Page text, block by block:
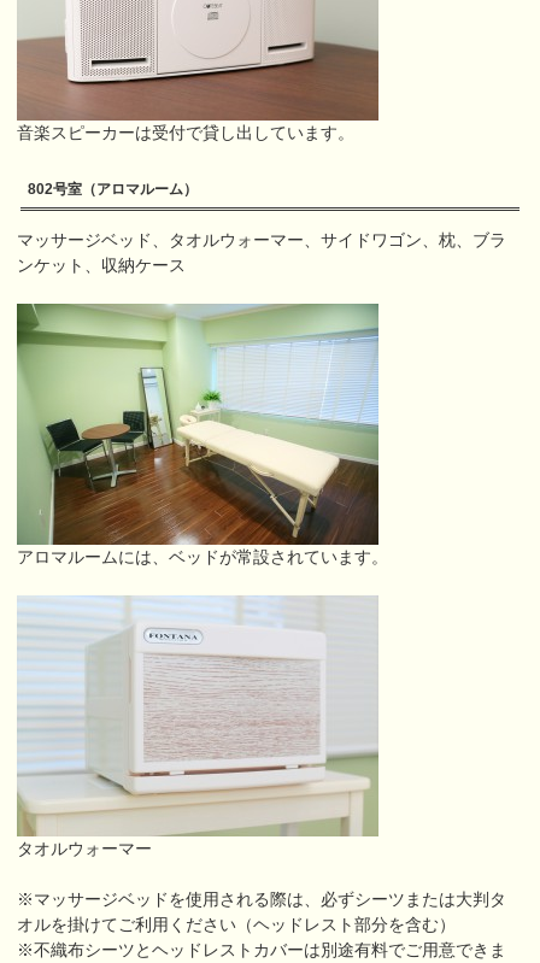
音楽スピーカーは受付で貸し出しています。
802号室（アロマルーム）
マッサージベッド、タオルウォーマー、サイドワゴン、枕、ブラ
ンケット、収納ケース
アロマルームには、ベッドが常設されています。
タオルウォーマー
※マッサージベッドを使用される際は、必ずシーツまたは大判タ
オルを掛けてご利用ください（ヘッドレスト部分を含む）
※不織布シーツとヘッドレストカバーは別途有料でご用意できま